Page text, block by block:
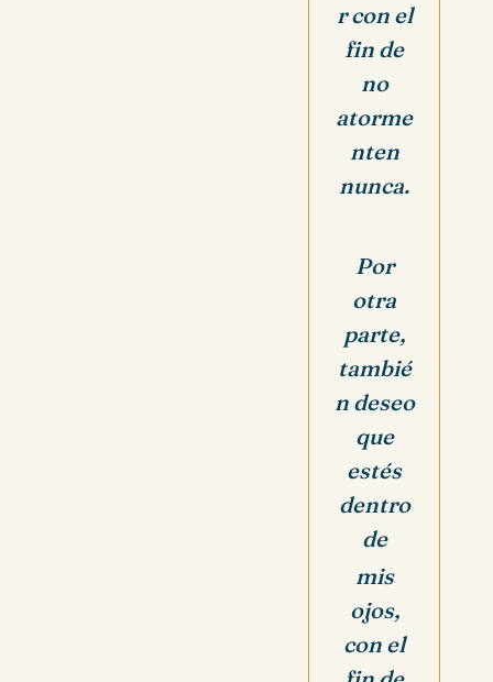
r con el
fin de
no
atorme
nten
nunca.
Por
otra
parte,
tambié
n deseo
que
estés
dentro
de
mis
ojos,
con el